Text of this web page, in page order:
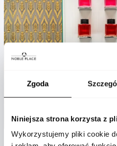
Zgoda
Niniejsza strona korzysta z
Wykorzystujemy pliki cookie